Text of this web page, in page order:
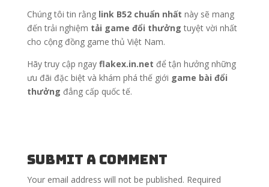
Chúng tôi tin rằng link B52 chuẩn nhất này sẽ mang
đến trải nghiệm tải game đổi thưởng tuyệt vời nhất
cho cộng đồng game thủ Việt Nam.
Hãy truy cập ngay flakex.in.net để tận hưởng những
ưu đãi đặc biệt và khám phá thế giới game bài đổi
thưởng đẳng cấp quốc tế.
Submit a Comment
Your email address will not be published. Required